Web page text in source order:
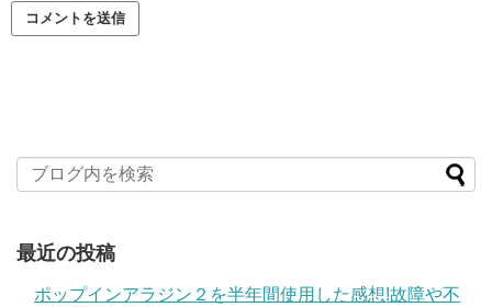
最近の投稿
ポップインアラジン２を半年間使用した感想!故障や不